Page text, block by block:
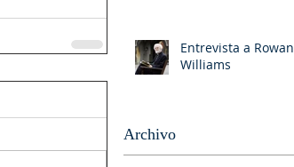
Entrevista a Rowan
Williams
Archivo